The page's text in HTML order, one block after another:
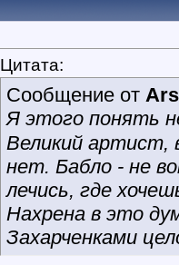
Цитата:
Сообщение от
Я этого понять
Великий артист,
нет. Бабло - не
лечись, где
Нахрена в это
Захарченками